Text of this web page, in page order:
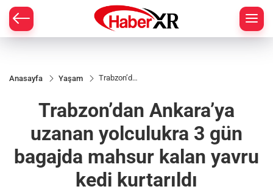
Anasayfa Yaşam
Trabzon’dan
yolculukra 3
gün bagajda
mahsur
kalan yavru
kedi
kurtarıldı
Trabzon’dan Ankara’ya
uzanan yolculukra 3 gün
bagajda mahsur kalan yavru
kedi kurtarıldı